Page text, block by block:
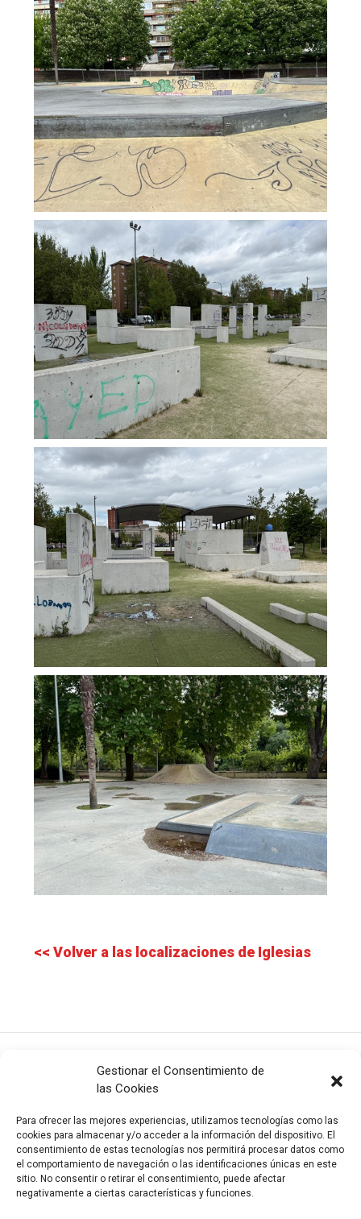
Gestionar el Consentimiento de
las Cookies
Para ofrecer las mejores experiencias, utilizamos tecnologías como las
cookies para almacenar y/o acceder a la información del dispositivo. El
consentimiento de estas tecnologías nos permitirá procesar datos como
el comportamiento de navegación o las identificaciones únicas en este
sitio. No consentir o retirar el consentimiento, puede afectar
negativamente a ciertas características y funciones.
<< Volver a las localizaciones de Iglesias
info@valladolidcityoffilm.com|Newsletter
©2026VALLADOLID CITY OF FILM